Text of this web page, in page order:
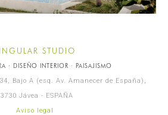
STUDIO
· DISEÑO INTERIOR · PAISAJISMO
Bajo A (esq. Av. Amanecer de España),
Jávea - ESPAÑA
Aviso legal